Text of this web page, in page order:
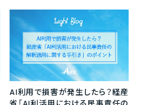
AI利用で損害が発生したら？経産